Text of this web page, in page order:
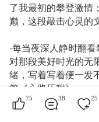
了我最初的攀登激情
巅，这段敲击心灵的
·每当夜深人静时翻
对那段美好时光的
绪，写着写着便一发
篇《心路历程》。
75 38 25